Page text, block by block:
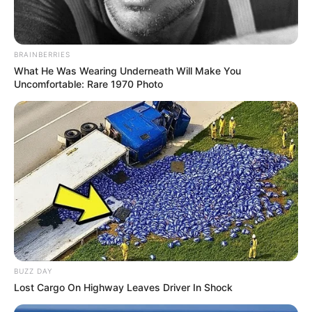
notre logiciel dePronostics-Spotou bien notre
logiciel-Turf
ils ont l’avantage d’être gratuits.
BRAINBERRIES
What He Was Wearing Underneath Will Make You
Uncomfortable: Rare 1970 Photo
BUZZ DAY
Lost Cargo On Highway Leaves Driver In Shock